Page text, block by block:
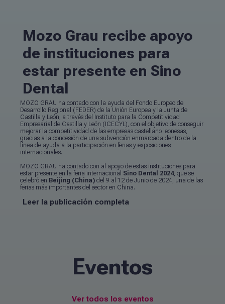
Mozo Grau recibe apoyo
de instituciones para
estar presente en Sino
Dental
MOZO GRAU ha contado con la ayuda del Fondo Europeo de
Desarrollo Regional (FEDER) de la Unión Europea y la Junta de
Castilla y León, a través del Instituto para la Competitividad
Empresarial de Castilla y León (ICECYL), con el objetivo de conseguir
mejorar la competitividad de las empresas castellano leonesas,
gracias a la concesión de una subvención enmarcada dentro de la
línea de ayuda a la participación en ferias y exposiciones
internacionales.
MOZO GRAU ha contado con al apoyo de estas instituciones para
estar presente en la feria internacional Sino Dental 2024, que se
celebró en Beijing (China) del 9 al 12 de Junio de 2024, una de las
ferias más importantes del sector en China.
Leer la publicación completa
Eventos
Ver todos los eventos